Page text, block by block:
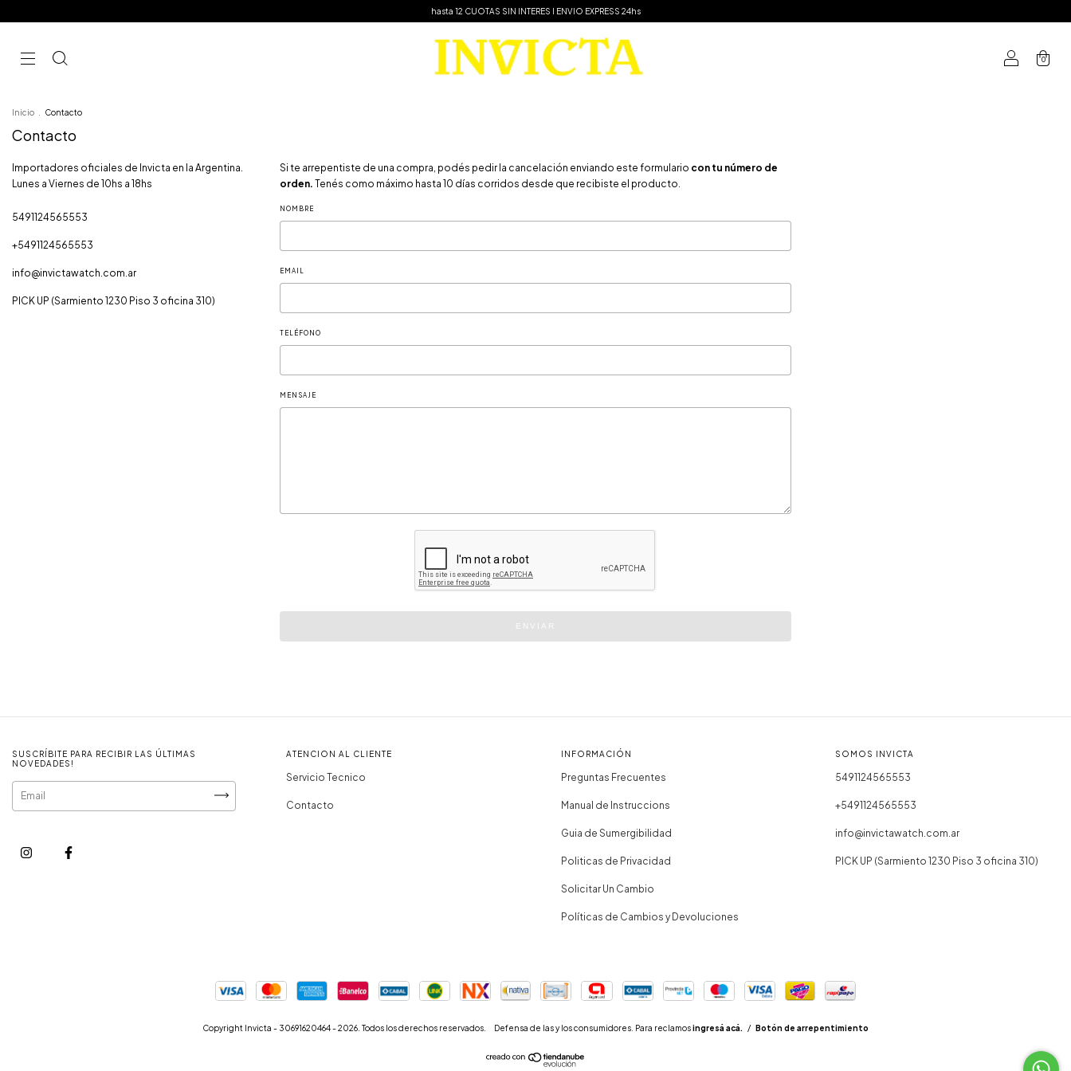
hasta 12 CUOTAS SIN INTERES I ENVIO EXPRESS 24hs
0
Inicio Contacto
Contacto
Importadores oficiales de Invicta en la Argentina.
Lunes a Viernes de 10hs a 18hs
5491124565553
+5491124565553
info@invictawatch.com.ar
PICK UP (Sarmiento 1230 Piso 3 oficina 310)
Si te arrepentiste de una compra, podés pedir la cancelación enviando este formulario con tu número de
orden. Tenés como máximo hasta 10 días corridos desde que recibiste el producto.
NOMBRE
EMAIL
TELÉFONO
MENSAJE
ENVIAR
SUSCRÍBITE PARA RECIBIR LAS ÚLTIMAS
NOVEDADES!
ATENCION AL CLIENTE
Servicio Tecnico
Contacto
INFORMACIÓN
Preguntas Frecuentes
Manual de Instruccions
Guia de Sumergibilidad
Politicas de Privacidad
Solicitar Un Cambio
Políticas de Cambios y Devoluciones
SOMOS INVICTA
5491124565553
+5491124565553
info@invictawatch.com.ar
PICK UP (Sarmiento 1230 Piso 3 oficina 310)
Copyright Invicta - 30691620464 - 2026. Todos los derechos reservados. Defensa de las y los consumidores. Para reclamosingresá acá. / Botón de arrepentimiento